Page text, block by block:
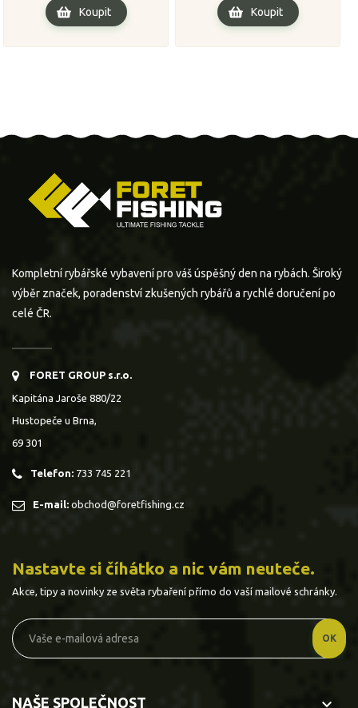
Koupit Koupit
Kompletní rybářské vybavení pro váš úspěšný den na rybách. Široký
výběr značek, poradenství zkušených rybářů a rychlé doručení po
celé ČR.
FORET GROUP s.r.o.
Kapitána Jaroše 880/22
Hustopeče u Brna,
69 301
Telefon: 733 745 221
E-mail: obchod@foretfishing.cz
Nastavte si číhátko a nic vám neuteče.
Akce, tipy a novinky ze světa rybaření přímo do vaší mailové schránky.
NAŠE SPOLEČNOST